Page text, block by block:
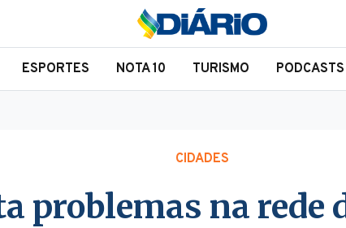
ESPORTES NOTA 10 TURISMO PODCASTS
CIDADES
problemas na rede